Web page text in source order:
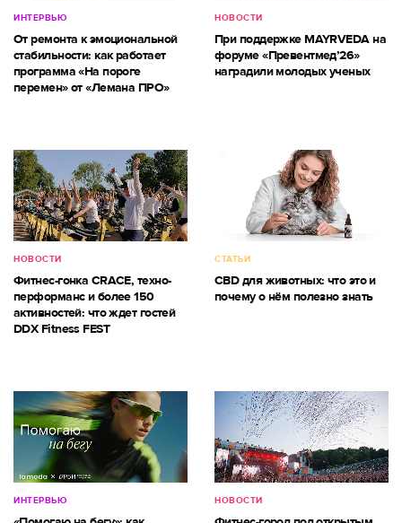
ИНТЕРВЬЮ
От ремонта к эмоциональной
стабильности: как работает
программа «На пороге
перемен» от «Лемана ПРО»
НОВОСТИ
При поддержке MAYRVEDA на
форуме «Превентмед’26»
наградили молодых ученых
НОВОСТИ
Фитнес-гонка CRACE, техно-
перформанс и более 150
активностей: что ждет гостей
DDX Fitness FEST
СТАТЬИ
CBD для животных: что это и
почему о нём полезно знать
ИНТЕРВЬЮ НОВОСТИ